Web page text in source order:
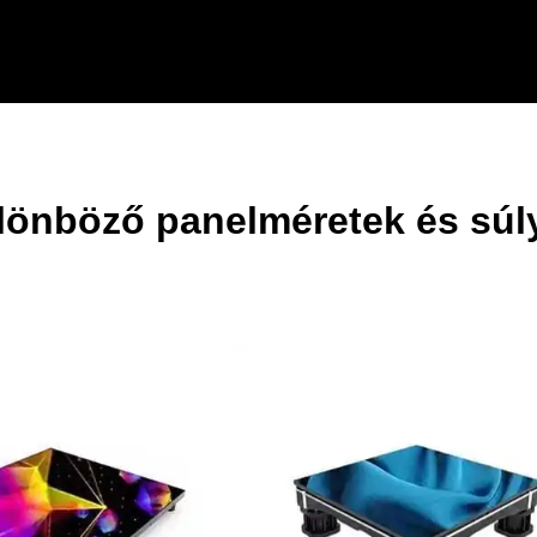
panelméretek és